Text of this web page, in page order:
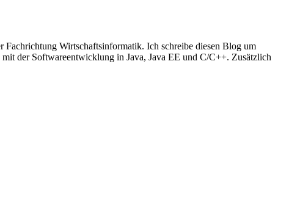
Wirtschaftsinformatik. Ich schreibe diesen Blog um
der Softwareentwicklung in Java, Java EE und C/C++. Zusätzlich